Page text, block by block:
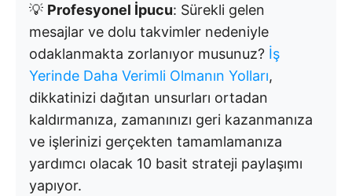
💡 Profesyonel İpucu: Sürekli gelen
mesajlar ve dolu takvimler nedeniyle
odaklanmakta zorlanıyor musunuz? İş
Yerinde Daha Verimli Olmanın Yolları,
dikkatinizi dağıtan unsurları ortadan
kaldırmanıza, zamanınızı geri kazanmanıza
ve işlerinizi gerçekten tamamlamanıza
yardımcı olacak 10 basit strateji paylaşımı
yapıyor.